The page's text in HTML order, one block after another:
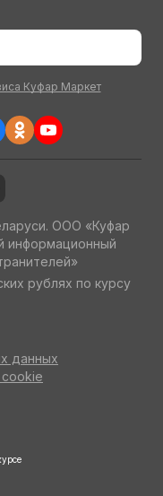
Куфар Маркет
ООО «Куфар
информационный
рублях по курсу
данных